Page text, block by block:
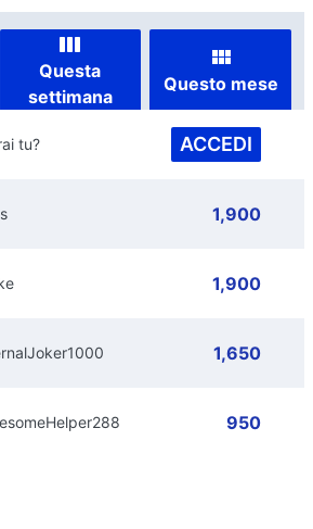
Questa
settimana
Questo mese
tu? ACCEDI
1,900
1,900
1,650
950